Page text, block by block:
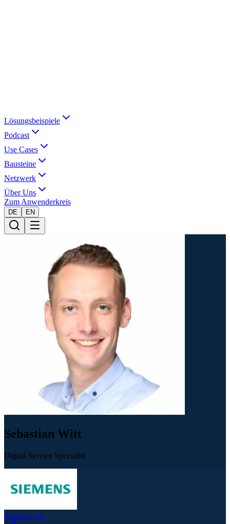
Lösungsbeispiele
Podcast
Use Cases
Bausteine
Netzwerk
Über Uns
Zum Anwenderkreis
DE EN
Sebastian Witt
Digital Service Specialist
Siemens AG